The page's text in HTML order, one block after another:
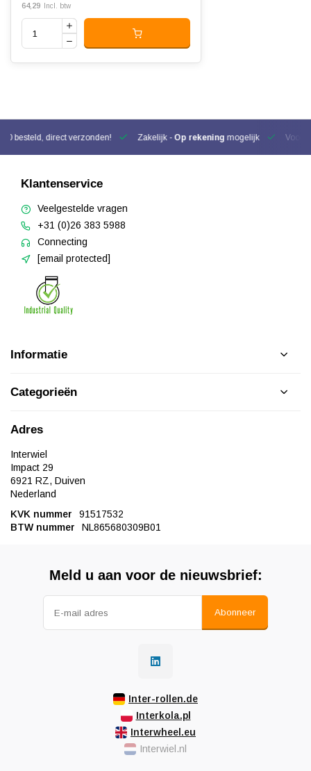
64,29 Incl. btw
besteld, direct verzonden! Zakelijk - Op rekening mogelijk Voor
Klantenservice
Veelgestelde vragen
+31 (0)26 383 5988
Connecting
[email protected]
Informatie
Categorieën
Adres
Interwiel
Impact 29
6921 RZ, Duiven
Nederland
KVK nummer
91517532
BTW nummer
NL865680309B01
Meld u aan voor de nieuwsbrief:
Abonneer
Inter-rollen.de
Interkola.pl
Interwheel.eu
Interwiel.nl